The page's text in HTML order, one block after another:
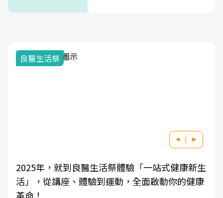
良醫生活祭
2025年，就到良醫生活祭體驗「一站式健康新生
活」，從講座、體驗到運動，全面啟動你的健康
革命！